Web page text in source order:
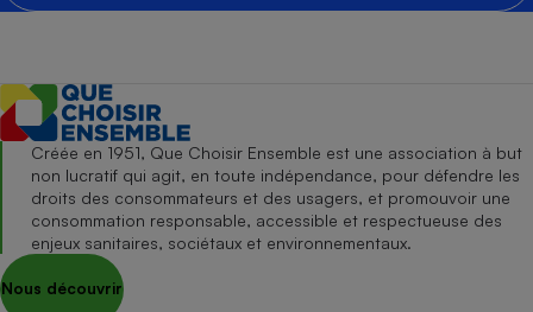
Créée en 1951, Que Choisir Ensemble est une association à but
non lucratif qui agit, en toute indépendance, pour défendre les
droits des consommateurs et des usagers, et promouvoir une
consommation responsable, accessible et respectueuse des
enjeux sanitaires, sociétaux et environnementaux.
Nous découvrir